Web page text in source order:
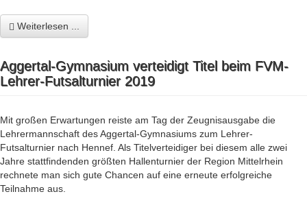
Weiterlesen ...
Aggertal-Gymnasium verteidigt Titel beim FVM-
Lehrer-Futsalturnier 2019
Mit großen Erwartungen reiste am Tag der Zeugnisausgabe die
Lehrermannschaft des Aggertal-Gymnasiums zum Lehrer-
Futsalturnier nach Hennef. Als Titelverteidiger bei diesem alle zwei
Jahre stattfindenden größten Hallenturnier der Region Mittelrhein
rechnete man sich gute Chancen auf eine erneute erfolgreiche
Teilnahme aus.